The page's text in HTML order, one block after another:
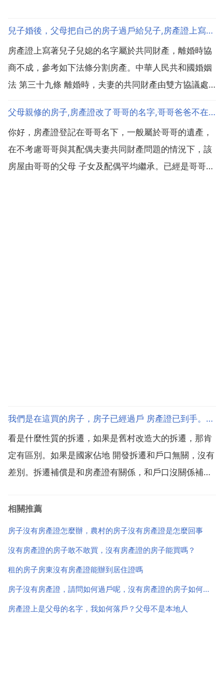
兒子婚後，父母把自己的房子過戶給兒子,房產證上寫著兒子兒媳的
房產證上寫著兒子兒媳的名字屬於共同財產，離婚時協
商不成，參考如下法條分割房產。中華人民共和國婚姻
法 第三十九條 離婚時，夫妻的共同財產由雙方協議處
子女和女方權益的原則判決。夫或妻在家庭土地承包經
營中享有的權益等，應當依法予以保護。最高人民法院
關於適用...
父母親修的房子,房產證改了哥哥的名字,哥哥爸爸不在了,母親在,房子怎麼處理
你好，房產證登記在哥哥名下，一般屬於哥哥的遺產，
在不考慮哥哥與其配偶夫妻共同財產問題的情況下，該
房屋由哥哥的父母 子女及配偶平均繼承。已經是哥哥的
我們是在這買的房子，房子已經過戶 房產證已到手。但戶口沒有遷
看是什麼性質的拆遷，如果是舊村改造大的拆遷，那肯
定有區別。如果是國家佔地 開發拆遷和戶口無關，沒有
差別。拆遷補償是和房產證有關係，和戶口沒關係補償
對方沒有遷移戶口，我的戶口上不了怎麼辦？找居委會
相關推薦
房子沒有房產證怎麼辦，農村的房子沒有房產證是怎麼回事
沒有房產證的房子敢不敢買，沒有房產證的房子能買嗎？
租的房子房東沒有房產證能辦到居住證嗎
房子沒有房產證，請問如何過戶呢，沒有房產證的房子如何過戶？
房產證上是父母的名字，我如何落戶？父母不是本地人